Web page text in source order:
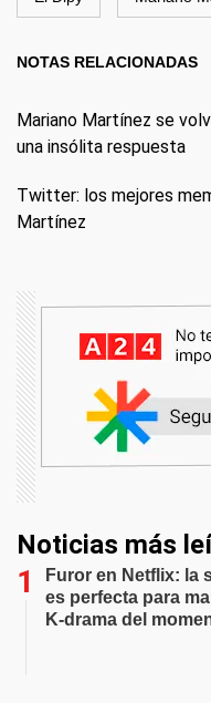
NOTAS RELACIONADAS
Mariano Martínez se
una insólita respuesta
Twitter: los mejores
Martínez
Noticias más
Furor en Netflix: la
es perfecta para
K-drama del